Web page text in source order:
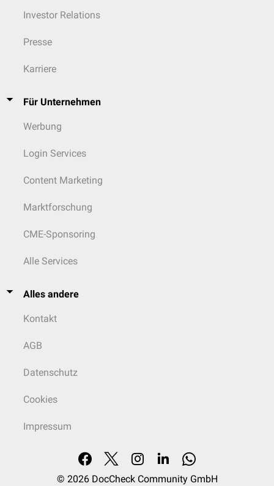
Endocrinol Metab. 1997 May;82(5):1535-42. PMID 9141546
Sectional Observational Study. Thyroid. 2016 Dec;26(12):1674-1680.
Investor Relations
Presse
Karriere
Für Unternehmen
Werbung
Login Services
Content Marketing
Marktforschung
CME-Sponsoring
Alle Services
Alles andere
Kontakt
AGB
Datenschutz
Cookies
Impressum
© 2026 DocCheck Community GmbH